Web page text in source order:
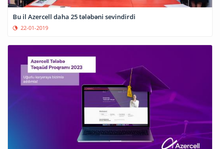
Bu il Azercell daha 25 tələbəni sevindirdi
22-01-2019